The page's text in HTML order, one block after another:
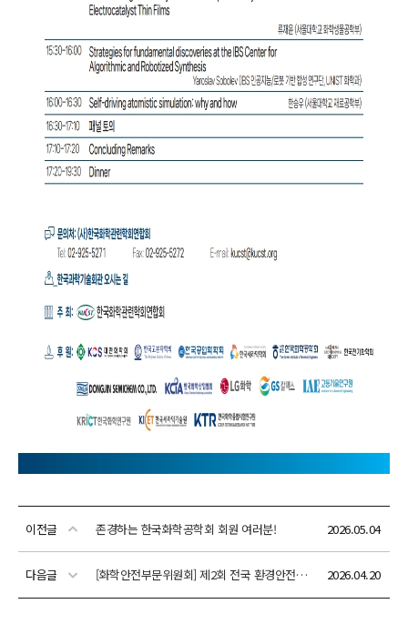
이전글 존경하는 한국화학공학회 회원 여러분! 2026.05.04
다음글 [화학안전부문위원회] 제2회 전국 환경안전설계 경진대회 (후원:다우데이타)(참가신청: 05/14(목)까지) 2026.04.20